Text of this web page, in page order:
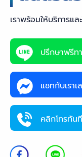
เราพร้อมให้บริการแ
ปรึกษาฟรีท
แชทกับเราเ
คลิกโทรทันที